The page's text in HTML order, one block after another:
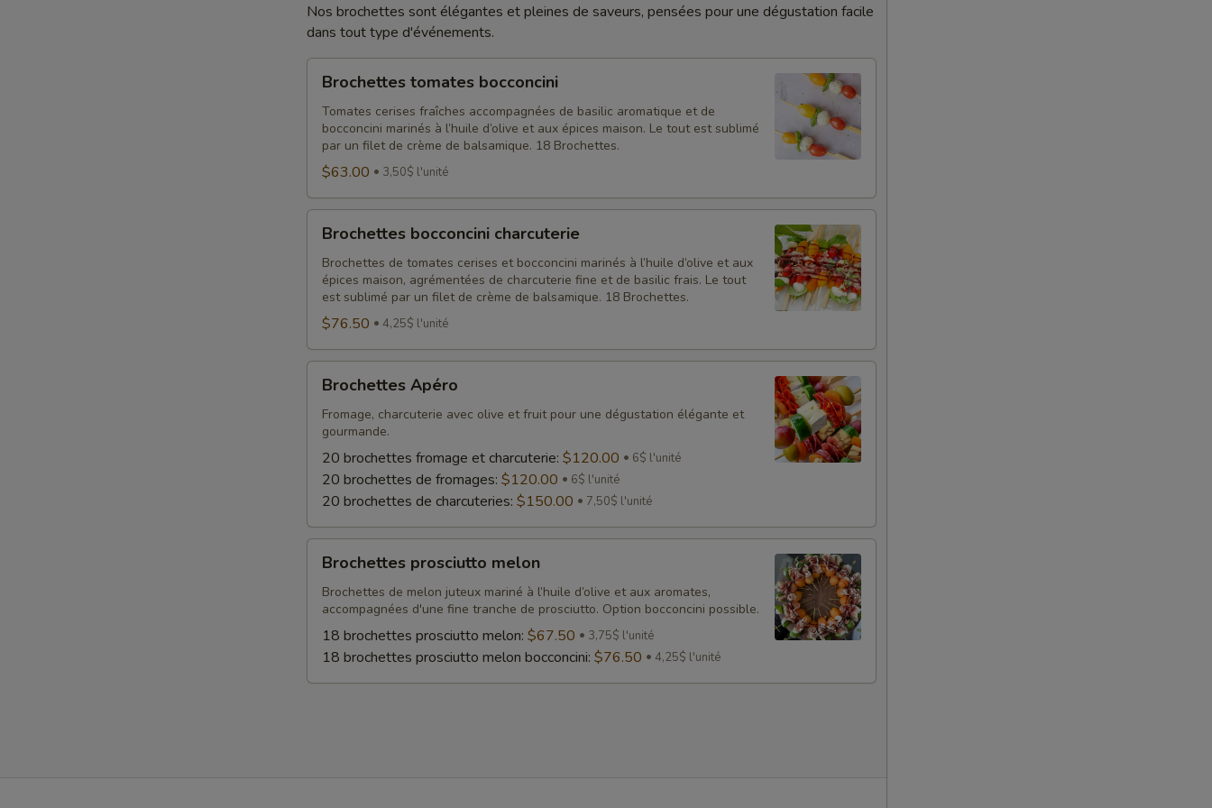
Nos brochettes sont élégantes et pleines de saveurs, pensées pour une dégustation facile
dans tout type d'événements.
tomates
bocconcini
Brochettes tomates bocconcini
Tomates cerises fraîches accompagnées de basilic aromatique et de
bocconcini marinés à l’huile d’olive et aux épices maison. Le tout est sublimé
par un filet de crème de balsamique. 18 Brochettes.
$63.00 3,50$ l'unité
bocconcini
charcuterie
Brochettes bocconcini charcuterie
Brochettes de tomates cerises et bocconcini marinés à l’huile d’olive et aux
épices maison, agrémentées de charcuterie fine et de basilic frais. Le tout
est sublimé par un filet de crème de balsamique. 18 Brochettes.
$76.50 4,25$ l'unité
Apéro
Brochettes Apéro
Fromage, charcuterie avec olive et fruit pour une dégustation élégante et
gourmande.
20 brochettes fromage et charcuterie: $120.00 6$ l'unité
20 brochettes de fromages: $120.00 6$ l'unité
20 brochettes de charcuteries: $150.00 7,50$ l'unité
prosciutto
melon
Brochettes prosciutto melon
Brochettes de melon juteux mariné à l’huile d’olive et aux aromates,
accompagnées d'une fine tranche de prosciutto. Option bocconcini possible.
18 brochettes prosciutto melon: $67.50 3,75$ l'unité
18 brochettes prosciutto melon bocconcini: $76.50 4,25$ l'unité